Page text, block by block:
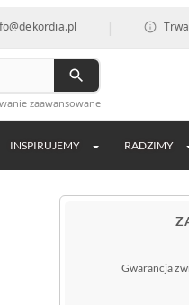
| Trwa przerwa
zaawansowane
INSPIRUJEMY RADZIMY
Gwarancja